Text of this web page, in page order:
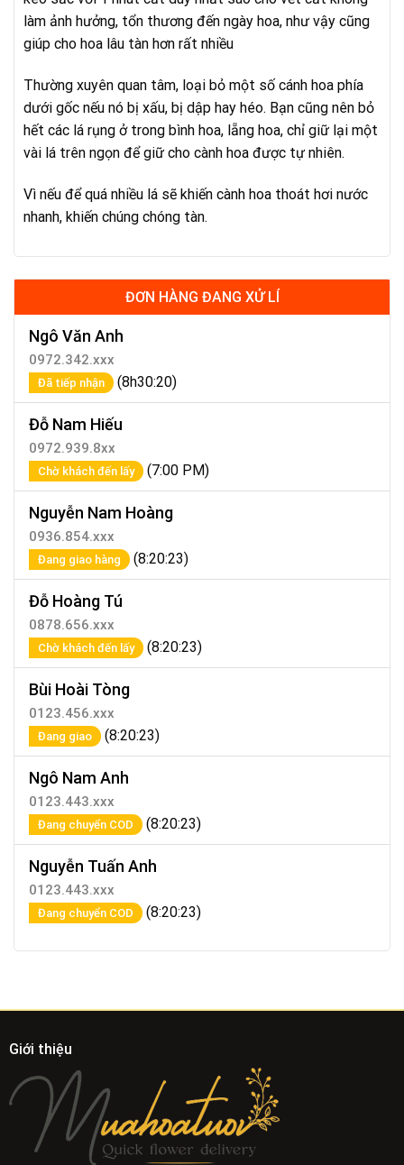
làm ảnh hưởng, tổn thương đến ngày hoa, như vậy cũng
giúp cho hoa lâu tàn hơn rất nhiều
Thường xuyên quan tâm, loại bỏ một số cánh hoa phía
dưới gốc nếu nó bị xấu, bị dập hay héo. Bạn cũng nên bỏ
hết các lá rụng ở trong bình hoa, lẵng hoa, chỉ giữ lại một
vài lá trên ngọn để giữ cho cành hoa được tự nhiên.
Vì nếu để quá nhiều lá sẽ khiến cành hoa thoát hơi nước
nhanh, khiến chúng chóng tàn.
ĐƠN HÀNG ĐANG XỬ LÍ
Ngô Văn Anh
0972.342.xxx
Đã tiếp nhận (8h30:20)
Đỗ Nam Hiếu
0972.939.8xx
Chờ khách đến lấy (7:00 PM)
Nguyễn Nam Hoàng
0936.854.xxx
Đang giao hàng (8:20:23)
Đỗ Hoàng Tú
0878.656.xxx
Chờ khách đến lấy (8:20:23)
Bùi Hoài Tòng
0123.456.xxx
Đang giao (8:20:23)
Ngô Nam Anh
0123.443.xxx
Đang chuyển COD (8:20:23)
Nguyễn Tuấn Anh
0123.443.xxx
Đang chuyển COD (8:20:23)
Giới thiệu